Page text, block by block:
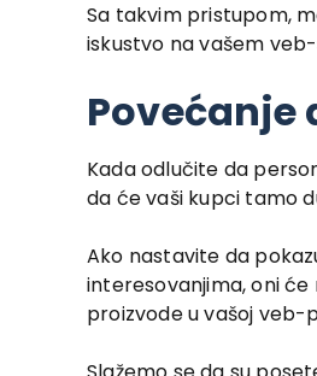
Sa takvim pristupom,
iskustvo na vašem
Kada odlučite da
da će vaši kupci tamo
Ako nastavite da
interesovanjima, oni će
proizvode u vašoj